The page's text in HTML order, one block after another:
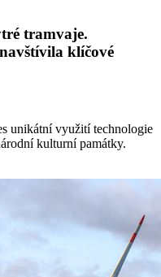
tramvaje.
klíčové
unikátní využití technologie
kulturní památky.